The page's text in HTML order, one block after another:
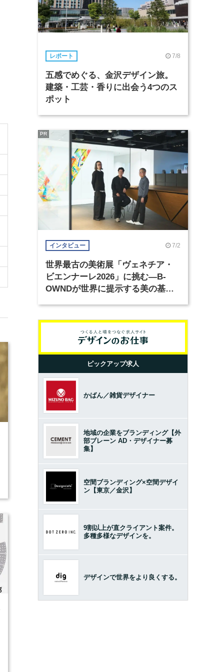
レポート 7/8
五感でめぐる、金沢デザイン旅。
建築・工芸・香りに出会う4つのス
ポット
インタビュー 7/2
世界最古の美術展「ヴェネチア・
ビエンナーレ2026」に挑む―B-
OWNDが世界に提示する美の基準
PR
ピックアップ求人
かばん／雑貨デザイナー
地域の企業をブランディング【外
部ブレーン AD・デザイナー募
集】
空間ブランディング×空間デザイ
ン【東京／金沢】
9割以上が直クライアント案件。
多種多様なデザインを。
デザインで世界をより良くする。